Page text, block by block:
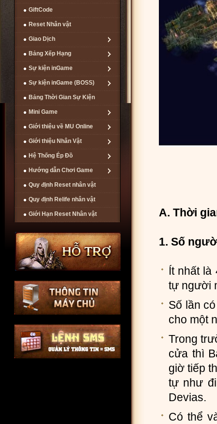
GiftCode
Reset Nhân vật
Giao Dịch
Bảng Xếp Hạng
Sự kiện inGame
Sự kiện inGame (BOSS)
Bảng Thời Gian Sự Kiện
Mini Game
Giới thiệu về MU Online
Giới thiệu Nhân Vật
Hệ Thống Ép Đồ
Hướng dẫn Chơi Game
Quy định Reset nhân vật
Quy định Relife nhân vật
Giới Hạn Reset Nhân vật A. Thời
1. Số
Ít nhất
tự người
Số lần
cho một
Trong
cửa thì
giờ tiếp
tự như
Devias.
Có thể